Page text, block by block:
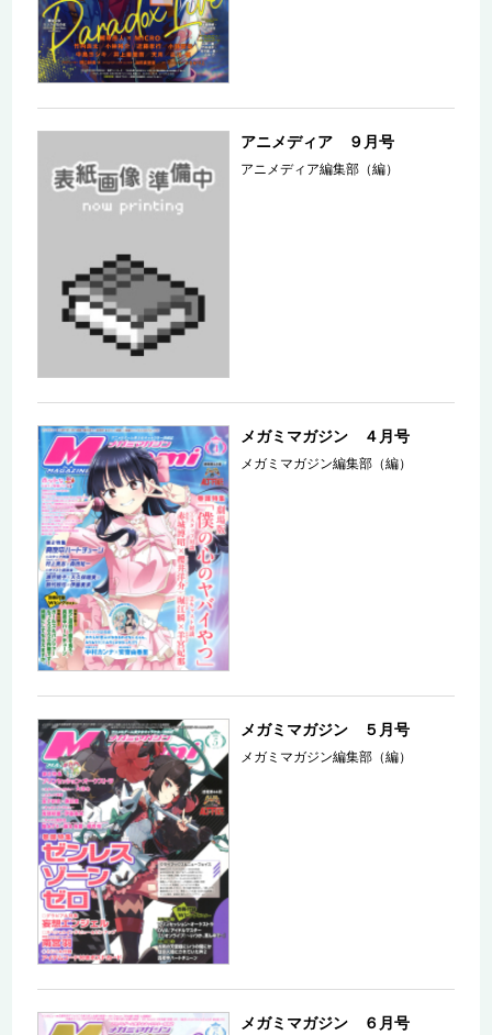
アニメディア ９月号
アニメディア編集部（編）
メガミマガジン ４月号
メガミマガジン編集部（編）
メガミマガジン ５月号
メガミマガジン編集部（編）
メガミマガジン ６月号